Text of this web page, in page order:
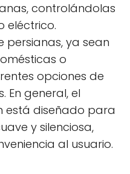
controlándolas
eléctrico.
persianas, ya sean
o
opciones de
En general, el
está diseñado para
y silenciosa,
al usuario.